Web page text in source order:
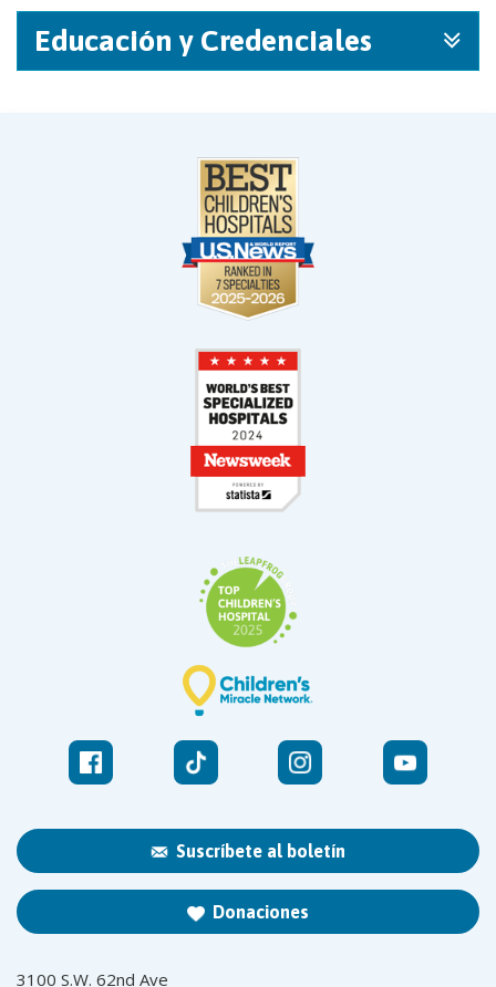
Educación y Credenciales
Suscríbete al boletín
Donaciones
3100 S.W. 62nd Ave